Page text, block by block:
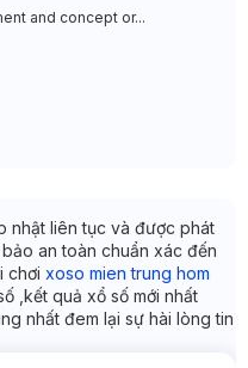
and concept or...
nhật liên tục và được phát
an toàn chuẩn xác đến
chơi xoso mien trung hom
,kết quả xổ số mới nhất
nhất đem lại sự hài lòng tin